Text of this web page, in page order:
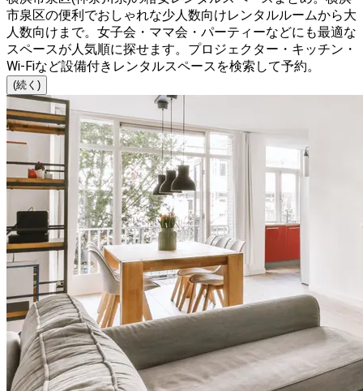
市泉区の便利でおしゃれな少人数向けレンタルルームから大
人数向けまで。女子会・ママ会・パーティーなどにも最適な
スペースが人気順に探せます。プロジェクター・キッチン・
Wi-Fiなど設備付きレンタルスペースを検索して予約。
(続く)